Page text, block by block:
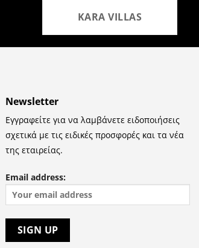
KARA VILLAS
Newsletter
Εγγραφείτε για να λαμβάνετε ειδοποιήσεις
σχετικά με τις ειδικές προσφορές και τα νέα
της εταιρείας.
Email address: